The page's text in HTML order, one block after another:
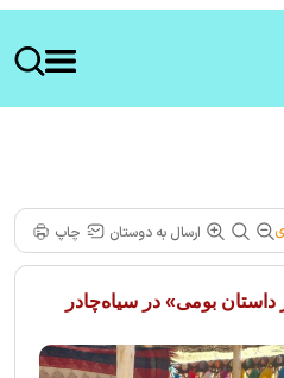
ارسال به دوستان چاپ
بومی» در سیاه‌چادر